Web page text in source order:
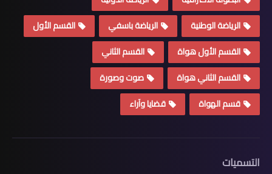
الرياضة الوطنية
الرياضة باسفي
القسم الأول
القسم الأول هواة
القسم الثاني
القسم الثاني هواة
صوت وصورة
قسم الهواة
قضايا وآراء
التسميات